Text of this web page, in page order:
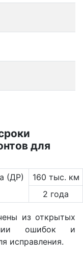
для
(ДР)
160 тыс. км
2 года
из открытых
ошибок и
исправления.